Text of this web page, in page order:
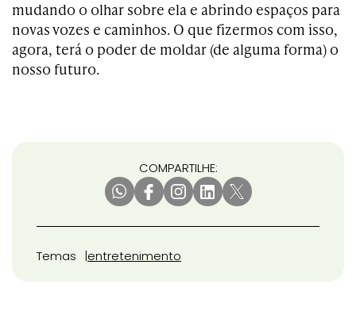
mudando o olhar sobre ela e abrindo espaços para
novas vozes e caminhos. O que fizermos com isso,
agora, terá o poder de moldar (de alguma forma) o
nosso futuro.
COMPARTILHE:
Temas entretenimento